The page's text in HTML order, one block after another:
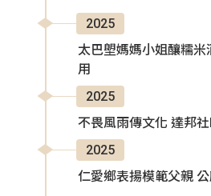
2025
太巴塱媽媽小姐釀糯
用
2025
不畏風雨傳文化 達邦
2025
仁愛鄉表揚模範父親